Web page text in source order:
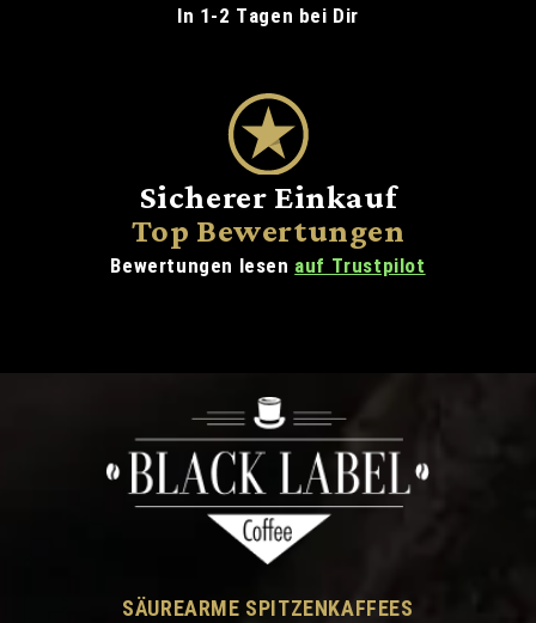
In 1-2 Tagen bei Dir
Sicherer Einkauf
Top Bewertungen
Bewertungen lesen auf Trustpilot
SÄUREARME SPITZENKAFFEES